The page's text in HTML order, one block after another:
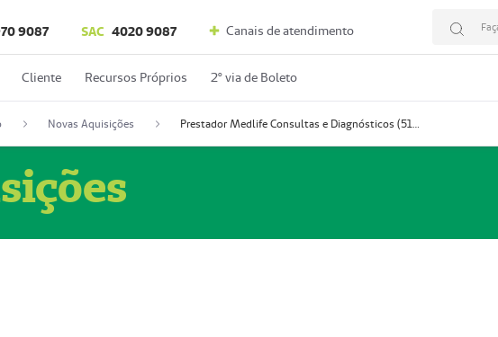
9087 SAC 4020 9087 Canais de atendimento
Cliente Recursos Próprios 2º via de Boleto
Novas Aquisições Prestador Medlife Consultas e Diagnósticos (51004334-2)